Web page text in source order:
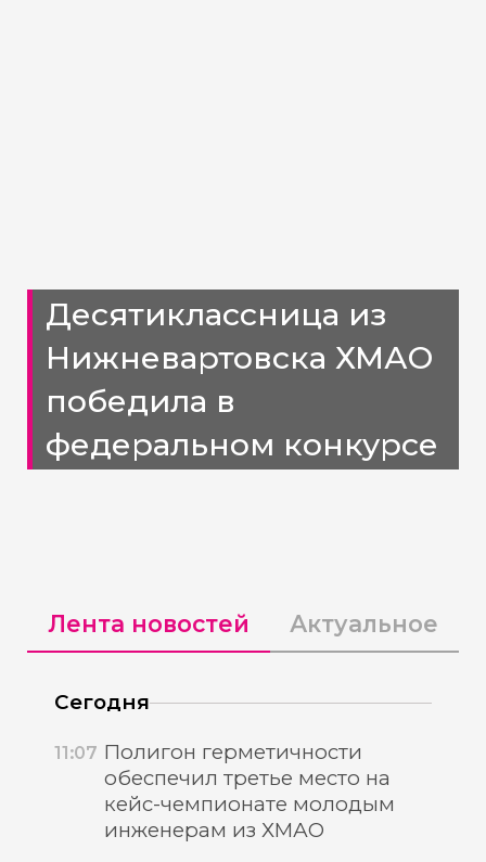
Десятиклассница из
Нижневартовска ХМАО
победила в
федеральном конкурсе
Лента новостей Актуальное
Сегодня
11:07 Полигон герметичности
обеспечил третье место на
кейс-чемпионате молодым
инженерам из ХМАО